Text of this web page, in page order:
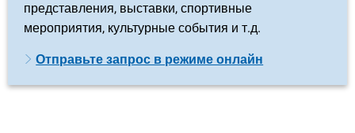
представления, выставки, спортивные
мероприятия, культурные события и т.д.
Отправьте запрос в режиме онлайн